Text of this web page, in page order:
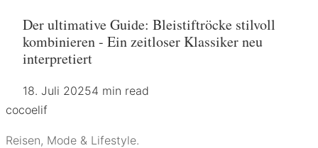
Der ultimative Guide: Bleistiftröcke stilvoll
kombinieren - Ein zeitloser Klassiker neu
interpretiert
18. Juli 20254 min read
cocoelif
Reisen, Mode & Lifestyle.